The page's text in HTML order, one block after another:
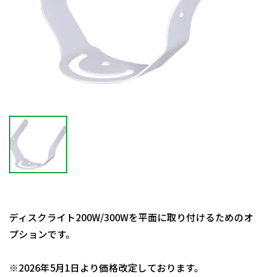
ディスクライト200W/300Wを平面に取り付けるためのオ
プションです。
※2026年5月1日より価格改定しております。